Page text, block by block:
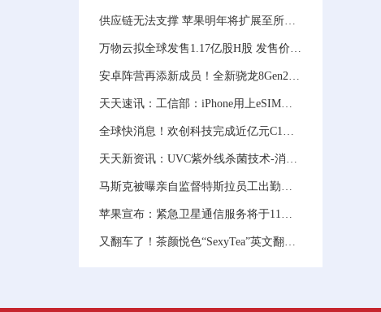
供应链无法支撑 苹果明年将扩展至所有四款iPhone15机型
万物云拟全球发售1.17亿股H股 发售价不高于每股股份
安卓阵营再添新成员！全新骁龙8Gen2旗舰芯片即将发布 性能再创新高
天天速讯：工信部：iPhone用上eSIM日子不远了！
全球快消息！欢创科技完成近亿元C1轮融资，「同歌创投」领投
天天新资讯：UVC紫外线杀菌技术-消毒杀菌专用灯珠
马斯克被曝亲自监督特斯拉员工出勤：每周至少在办公室工作40个小时
苹果宣布：紧急卫星通信服务将于11月份在美国和加拿大上线
又翻车了！茶颜悦色“SexyTea”英文翻译引争议 监管部门回应了